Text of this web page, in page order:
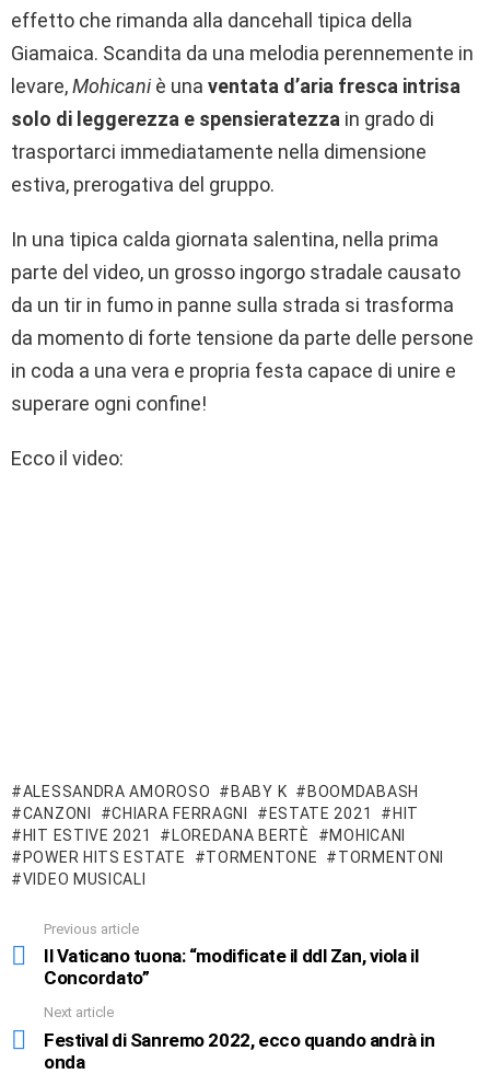
effetto che rimanda alla dancehall tipica della
Giamaica. Scandita da una melodia perennemente in
levare,Mohicaniè una ventata d’aria fresca intrisa
solo di leggerezza e spensieratezza in grado di
trasportarci immediatamente nella dimensione
estiva, prerogativa del gruppo.
In una tipica calda giornata salentina, nella prima
parte del video, un grosso ingorgo stradale causato
da un tir in fumo in panne sulla strada si trasforma
da momento di forte tensione da parte delle persone
in coda a una vera e propria festa capace di unire e
superare ogni confine!
Ecco il video:
ALESSANDRA AMOROSO BABY K
BOOMDABASH
CANZONI
CHIARA FERRAGNI ESTATE 2021
HIT
HIT ESTIVE 2021
LOREDANA BERTÈ
MOHICANI
POWER HITS ESTATE
TORMENTONE
TORMENTONI
VIDEO MUSICALI
more
Previous article
Il Vaticano tuona: “modificate il ddl Zan, viola il
Concordato”
Next article
Festival di Sanremo 2022, ecco quando andrà in
onda